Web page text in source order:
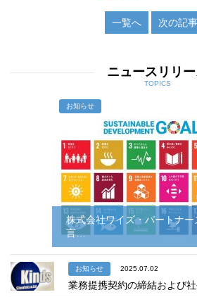
一覧へ 次の記
ニュースリリ
TOPICS
お知らせ
株式会社ワイズ・パートナー
言…
お知らせ 2025.07.02
業務提携契約の締結および